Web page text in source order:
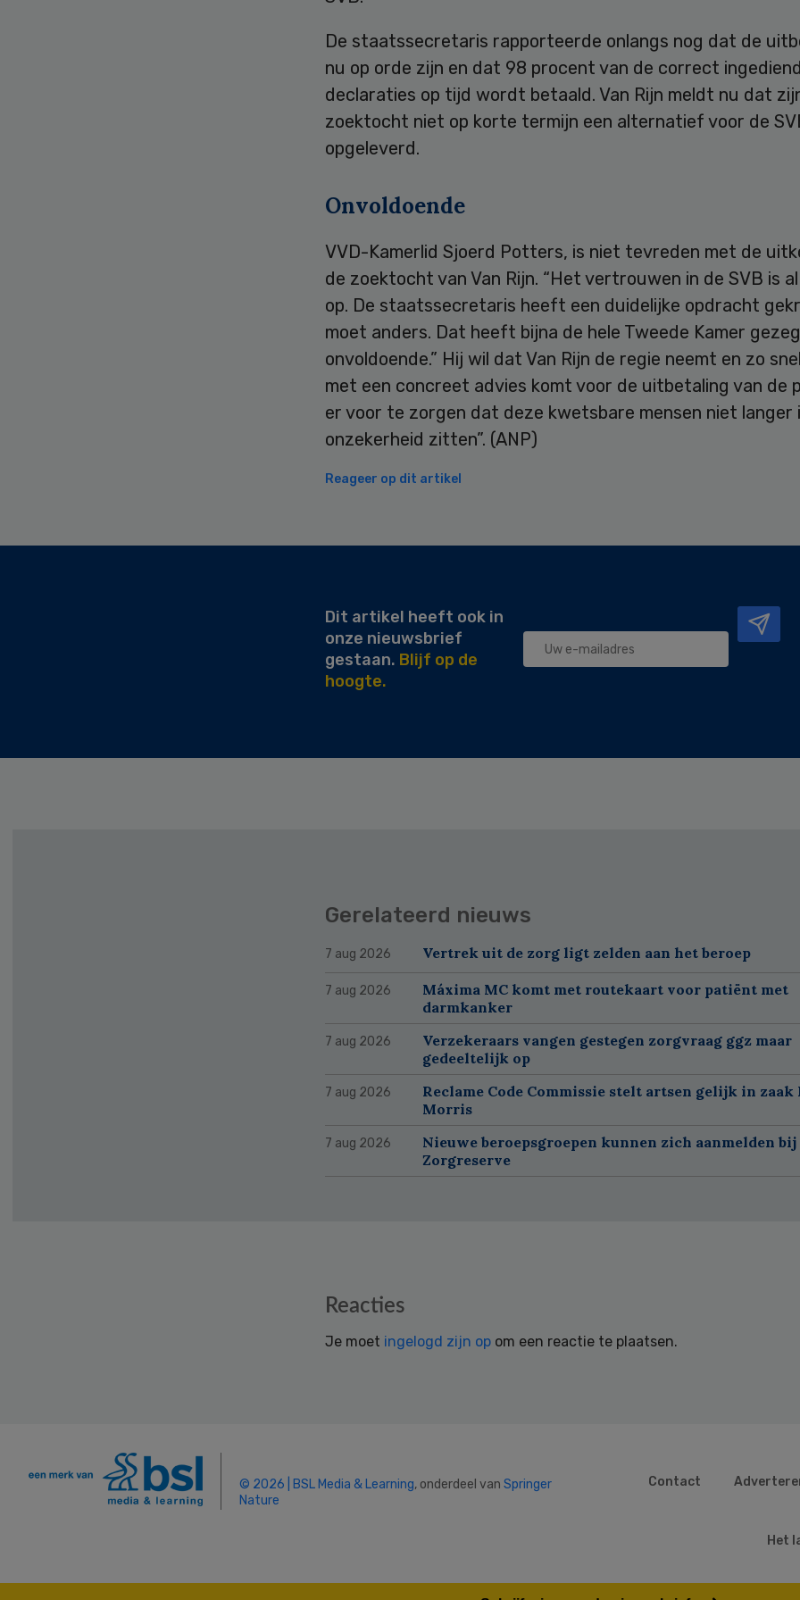
De staatssecretaris rapporteerde onlangs nog dat de
nu op orde zijn en dat 98 procent van de correct
declaraties op tijd wordt betaald. Van Rijn meldt nu dat
zoektocht niet op korte termijn een alternatief voor de
opgeleverd.
Onvoldoende
VVD-Kamerlid Sjoerd Potters, is niet tevreden met de
de zoektocht van Van Rijn. “Het vertrouwen in de SVB is
op. De staatssecretaris heeft een duidelijke opdracht
moet anders. Dat heeft bijna de hele Tweede Kamer
onvoldoende.” Hij wil dat Van Rijn de regie neemt en zo
met een concreet advies komt voor de uitbetaling van de
er voor te zorgen dat deze kwetsbare mensen niet langer
onzekerheid zitten”. (ANP)
Reageer op dit artikel
Dit artikel heeft ook in
onze nieuwsbrief
gestaan. Blijf op de
hoogte.
Gerelateerd nieuws
7 aug 2026 Vertrek uit de zorg ligt zelden aan het beroep
7 aug 2026
Máxima MC komt met routekaart voor patiënt met
darmkanker
7 aug 2026
Verzekeraars vangen gestegen zorgvraag ggz maar
gedeeltelijk op
7 aug 2026
Reclame Code Commissie stelt artsen gelijk in
Morris
7 aug 2026
Nieuwe beroepsgroepen kunnen zich aanmelden
Zorgreserve
Reacties
Je moet ingelogd zijn op om een reactie te plaatsen.
© 2026 | BSL Media & Learning, onderdeel van Springer
Nature
Contact
Het